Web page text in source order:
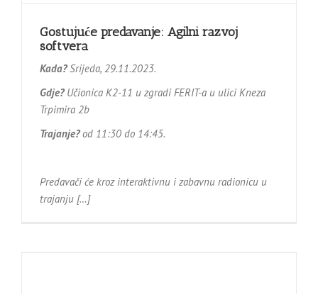
Gostujuće predavanje: Agilni razvoj
softvera
Kada?Srijeda, 29.11.2023.
Gdje?Učionica K2-11 u zgradi FERIT-a u ulici Kneza
Trpimira 2b
Trajanje?od 11:30 do 14:45.
Predavači će kroz interaktivnu i zabavnu radionicu u
trajanju […]